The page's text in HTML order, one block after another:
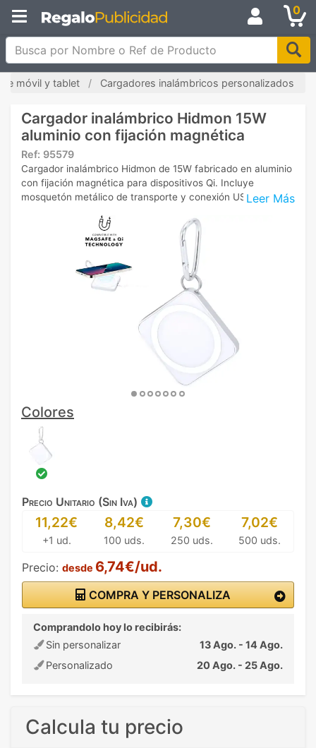
0
Busca por Nombre o Ref de Producto
móvil y tablet Cargadores inalámbricos personalizados
Cargador inalámbrico Hidmon 15W
aluminio con fijación magnética
Ref: 95579
Leer Más
Cargador inalámbrico Hidmon de 15W fabricado en aluminio
con fijación magnética para dispositivos Qi. Incluye
mosquetón metálico de transporte y conexión USB tipo C.
Colores
Precio Unitario (Sin Iva)
11,22€
+1 ud.
8,42€
100 uds.
7,30€
250 uds.
7,02€
500 uds.
Precio: desde 6,74€/ud.
COMPRA Y PERSONALIZA
Comprandolo hoy lo recibirás:
Sin personalizar
13 Ago. - 14 Ago.
Personalizado
20 Ago. - 25 Ago.
Calcula tu precio